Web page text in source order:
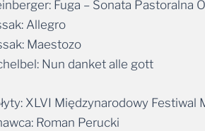
Fuga – Sonata Pastoralna
Allegro
Maestozo
Nun danket alle gott
XLVI Międzynarodowy
Roman Perucki